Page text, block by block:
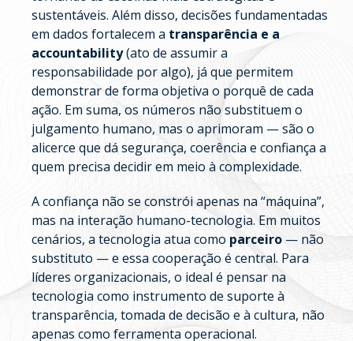
sustentáveis. Além disso, decisões fundamentadas
em dados fortalecem a transparência e a
accountability(ato de assumir a
responsabilidade por algo), já que permitem
demonstrar de forma objetiva o porquê de cada
ação. Em suma, os números não substituem o
julgamento humano, mas o aprimoram — são o
alicerce que dá segurança, coerência e confiança a
quem precisa decidir em meio à complexidade.
A confiança não se constrói apenas na “máquina”,
mas na interação humano-tecnologia. Em muitos
cenários, a tecnologia atua como parceiro — não
substituto — e essa cooperação é central. Para
líderes organizacionais, o ideal é pensar na
tecnologia como instrumento de suporte à
transparência, tomada de decisão e à cultura, não
apenas como ferramenta operacional.